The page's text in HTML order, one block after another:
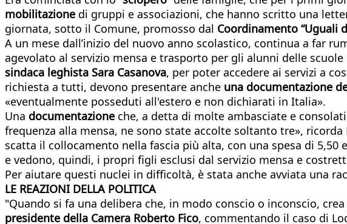
mobilitazione di gruppi e associazioni, che hanno scritto una
giornata, sotto il Comune, promosso dal Coordinamento “Uguali
A un mese dall’inizio del nuovo anno scolastico, continua a far
agevolato al servizio mensa e trasporto per gli alunni delle
sindaca leghista Sara Casanova, per poter accedere ai servizi a
richiesta a tutti, devono presentare anche una documentazione
«eventualmente posseduti all'estero e non dichiarati in Italia».
Una documentazione che, a detta di molte ambasciate e
frequenza alla mensa, ne sono state accolte soltanto tre»,
scatta il collocamento nella fascia più alta, con una spesa di
e vedono, quindi, i propri figli esclusi dal servizio mensa e
Per aiutare questi nuclei in difficoltà, è stata anche avviata una
LE REAZIONI DELLA POLITICA
"Quando si fa una delibera che, in modo conscio o inconscio,
presidente della Camera Roberto Fico, commentando il caso di